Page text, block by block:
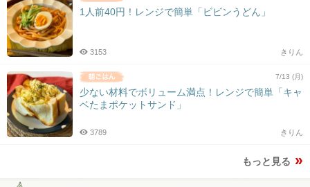
1人前40円！レンジで簡単「ビビンうどん」
きりん
3153
7/13 (月)
少ない材料でボリューム満点！レンジで簡単「キャ
ベたまポケットサンド」
きりん
3789
もっと見る